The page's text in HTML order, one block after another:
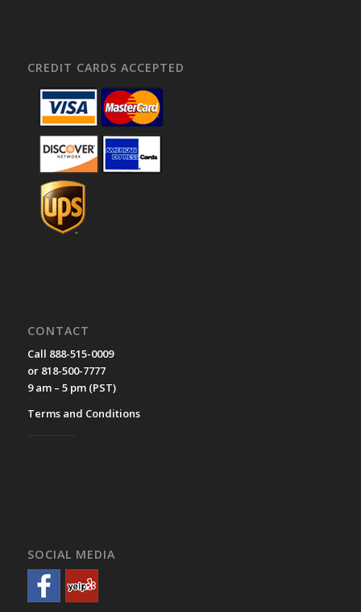
CREDIT CARDS ACCEPTED
CONTACT
Call 888-515-0009
or 818-500-7777
9 am – 5 pm (PST)
Terms and Conditions
SOCIAL MEDIA